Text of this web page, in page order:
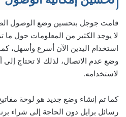
لا يوجد الكثير من المعلومات حول
استخدام اليدين الآن أسرع وأسهل،
وضع عدم الاتصال، لذلك لا تحتاج إلى
لاستخدامه.
كما تم إنشاء وضع جديد هو لوحة
رسائل برايل دون الحاجة إلى شراء